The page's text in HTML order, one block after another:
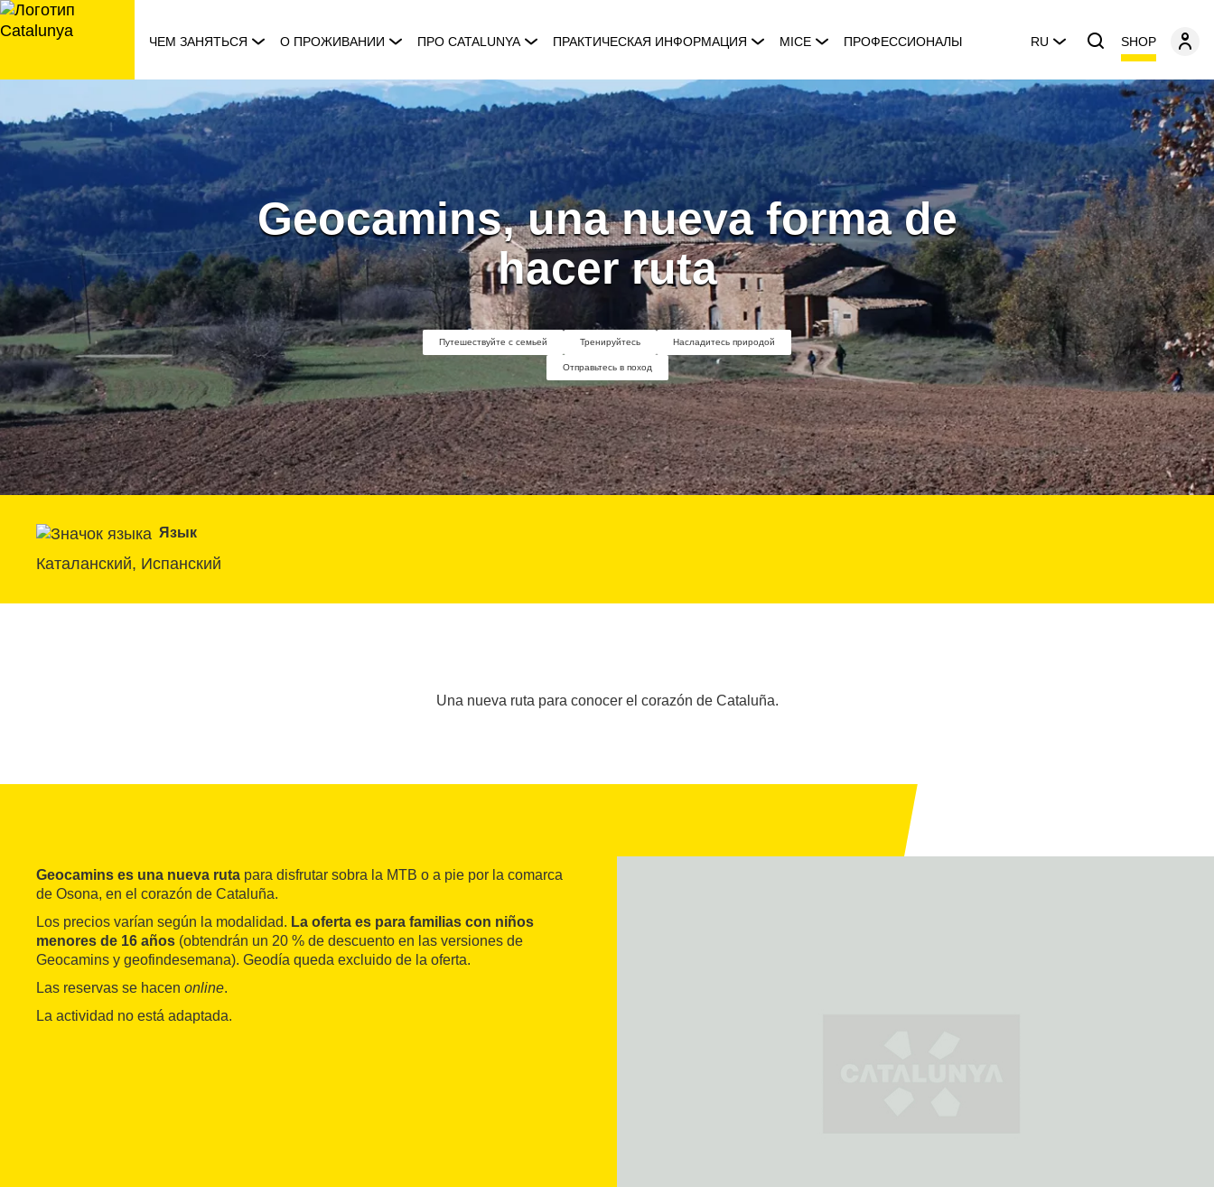
перейти
к
ЧЕМ ЗАНЯТЬСЯ О ПРОЖИВАНИИ ПРО CATALUNYA ПРАКТИЧЕСКАЯ ИНФОРМАЦИЯ MICE ПРОФЕССИОНАЛЫ RU SHOP
Geocamins, una nueva forma de
hacer ruta
Путешествуйте с семьей Тренируйтесь Насладитесь природой
Отправьтесь в поход
Язык
Каталанский, Испанский
Una nueva ruta para conocer el corazón de Cataluña.
Geocamins es una nueva ruta para disfrutar sobra la MTB o a pie por la comarca
de Osona, en el corazón de Cataluña.
Los precios varían según la modalidad. La oferta es para familias con niños
menores de 16 años (obtendrán un 20 % de descuento en las versiones de
Geocamins y geofindesemana). Geodía queda excluido de la oferta.
Las reservas se hacen online.
La actividad no está adaptada.